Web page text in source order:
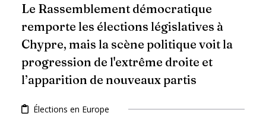
Le Rassemblement démocratique
remporte les élections législatives à
Chypre, mais la scène politique voit la
progression de l'extrême droite et
l’apparition de nouveaux partis
Élections en Europe